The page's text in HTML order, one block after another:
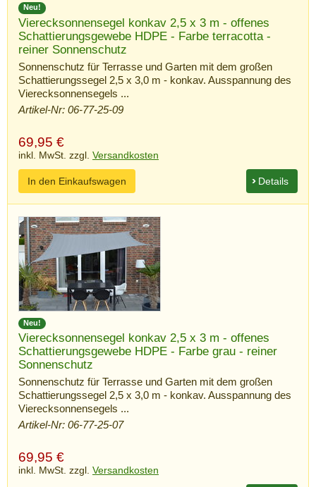
Neu!
Vierecksonnensegel konkav 2,5 x 3 m - offenes
Schattierungsgewebe HDPE - Farbe terracotta -
reiner Sonnenschutz
Sonnenschutz für Terrasse und Garten mit dem großen
Schattierungssegel 2,5 x 3,0 m - konkav. Ausspannung des
Vierecksonnensegels ...
Artikel-Nr: 06-77-25-09
69,95 €
inkl. MwSt. zzgl. Versandkosten
Details
In den Einkaufswagen
Neu!
Vierecksonnensegel konkav 2,5 x 3 m - offenes
Schattierungsgewebe HDPE - Farbe grau - reiner
Sonnenschutz
Sonnenschutz für Terrasse und Garten mit dem großen
Schattierungssegel 2,5 x 3,0 m - konkav. Ausspannung des
Vierecksonnensegels ...
Artikel-Nr: 06-77-25-07
69,95 €
inkl. MwSt. zzgl. Versandkosten